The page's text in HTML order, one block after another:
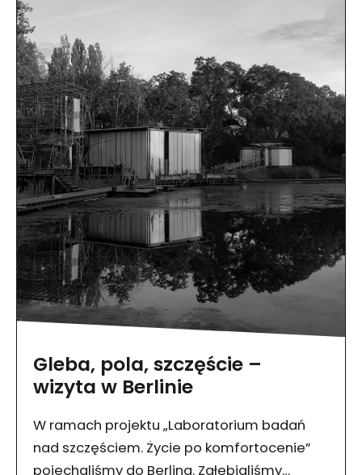
Gleba, pola, szczęście –
wizyta w Berlinie
W ramach projektu „Laboratorium badań
nad szczęściem. Życie po komfortocenie”
pojechaliśmy do Berlina. Zgłębialiśmy